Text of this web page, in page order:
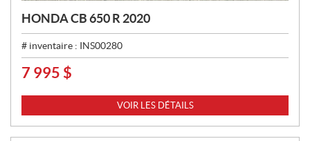
HONDA CB 650 R 2020
# inventaire : INS00280
P
X
7 995 $
VOIR LES DÉTAILS